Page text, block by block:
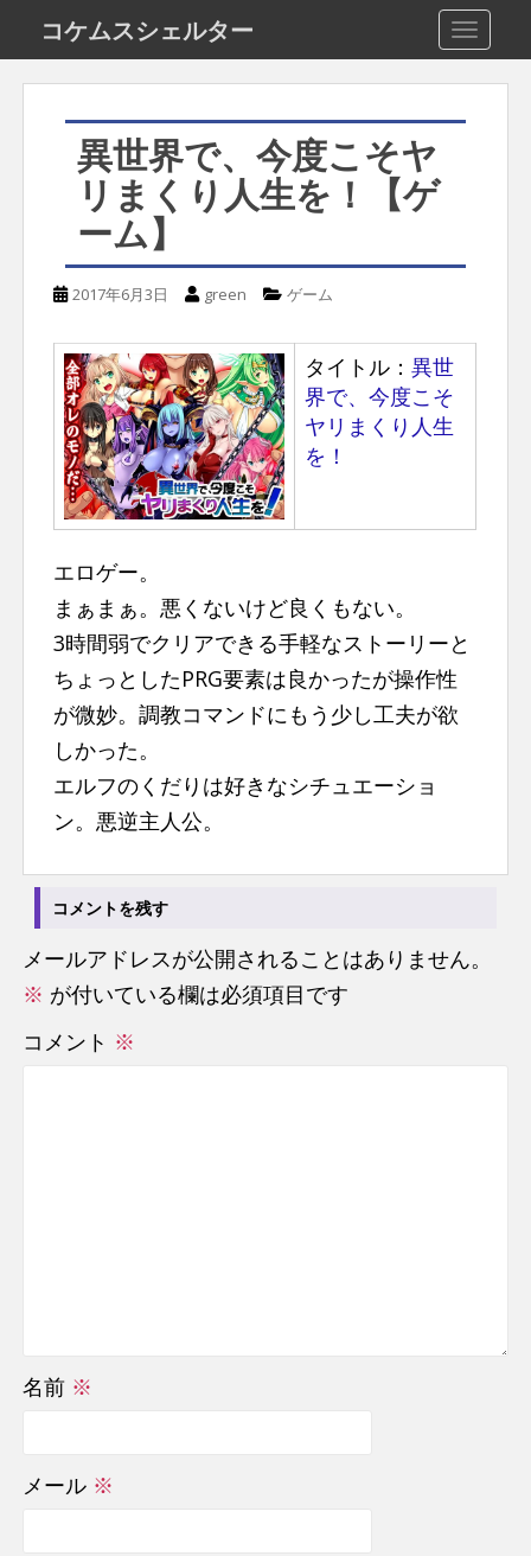
k
コケムスシェルター
異世界で、今度こそヤ
リまくり人生を！【ゲ
ーム】
2017年6月3日 green ゲーム
タイトル：異世
界で、今度こそ
ヤリまくり人生
を！
エロゲー。
まぁまぁ。悪くないけど良くもない。
3時間弱でクリアできる手軽なストーリーと
ちょっとしたPRG要素は良かったが操作性
が微妙。調教コマンドにもう少し工夫が欲
しかった。
エルフのくだりは好きなシチュエーショ
ン。悪逆主人公。
コメントを残す
メールアドレスが公開されることはありません。
※ が付いている欄は必須項目です
コメント ※
名前 ※
メール ※